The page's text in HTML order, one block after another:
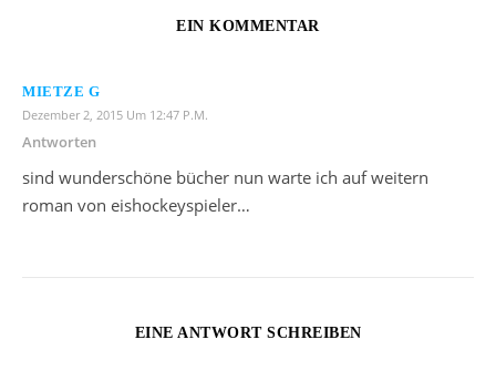
EIN KOMMENTAR
MIETZE G
Dezember 2, 2015 Um 12:47 P.m.
Antworten
sind wunderschöne bücher nun warte ich auf weitern
roman von eishockeyspieler…
EINE ANTWORT SCHREIBEN